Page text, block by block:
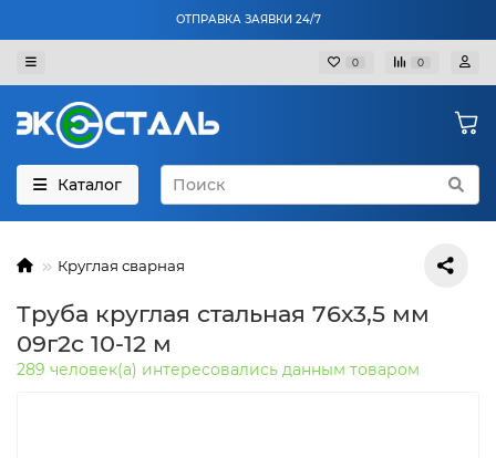
ОТПРАВКА ЗАЯВКИ 24/7
0 0
Каталог
Круглая сварная
Труба круглая стальная 76х3,5 мм
09г2с 10-12 м
289 человек(а) интересовались данным товаром